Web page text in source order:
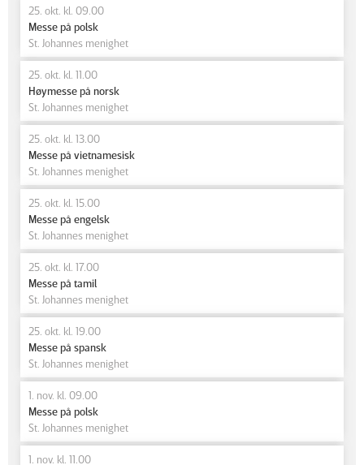
25. okt. kl. 09.00
Messe på polsk
St. Johannes menighet
25. okt. kl. 11.00
Høymesse på norsk
St. Johannes menighet
25. okt. kl. 13.00
Messe på vietnamesisk
St. Johannes menighet
25. okt. kl. 15.00
Messe på engelsk
St. Johannes menighet
25. okt. kl. 17.00
Messe på tamil
St. Johannes menighet
25. okt. kl. 19.00
Messe på spansk
St. Johannes menighet
1. nov. kl. 09.00
Messe på polsk
St. Johannes menighet
1. nov. kl. 11.00